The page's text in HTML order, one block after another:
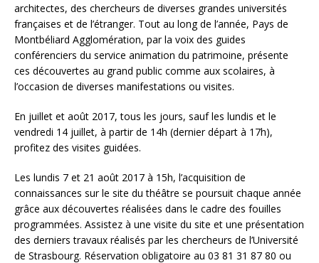
architectes, des chercheurs de diverses grandes universités
françaises et de l’étranger. Tout au long de l’année, Pays de
Montbéliard Agglomération, par la voix des guides
conférenciers du service animation du patrimoine, présente
ces découvertes au grand public comme aux scolaires, à
l’occasion de diverses manifestations ou visites.
En juillet et août 2017, tous les jours, sauf les lundis et le
vendredi 14 juillet, à partir de 14h (dernier départ à 17h),
profitez des visites guidées.
Les lundis 7 et 21 août 2017 à 15h, l’acquisition de
connaissances sur le site du théâtre se poursuit chaque année
grâce aux découvertes réalisées dans le cadre des fouilles
programmées. Assistez à une visite du site et une présentation
des derniers travaux réalisés par les chercheurs de l’Université
de Strasbourg. Réservation obligatoire au 03 81 31 87 80 ou